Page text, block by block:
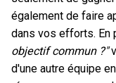
également de faire
dans vos efforts. En
objectif commun ?"
d'une autre équipe